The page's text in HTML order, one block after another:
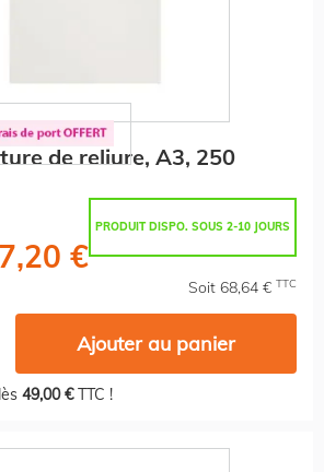
de reliure, A3, 250
PRODUIT DISPO. SOUS 2-10 JOURS
€
Soit 68,64 € TTC
Ajouter au panier
49,00 €TTC !